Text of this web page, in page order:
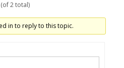
2 total)
in to reply to this topic.